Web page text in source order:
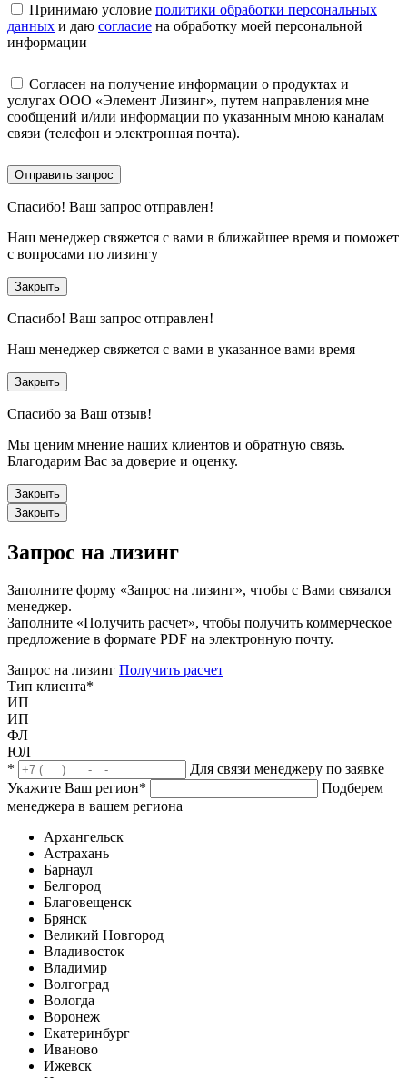
Принимаю условие политики обработки персональных
данных и даю согласие на обработку моей персональной
информации
Согласен на получение информации о продуктах и
услугах ООО «Элемент Лизинг», путем направления мне
сообщений и/или информации по указанным мною каналам
связи (телефон и электронная почта).
Отправить запрос
Спасибо! Ваш запрос отправлен!
Наш менеджер свяжется с вами в ближайшее время и поможет
с вопросами по лизингу
Закрыть
Спасибо! Ваш запрос отправлен!
Наш менеджер свяжется с вами в указанное вами время
Закрыть
Спасибо за Ваш отзыв!
Мы ценим мнение наших клиентов и обратную связь.
Благодарим Вас за доверие и оценку.
Закрыть
Закрыть
Запрос на лизинг
Заполните форму «Запрос на лизинг», чтобы с Вами связался
менеджер.
Заполните «Получить расчет», чтобы получить коммерческое
предложение в формате PDF на электронную почту.
Запрос на лизинг Получить расчет
Тип клиента*
ИП
ИП
ФЛ
ЮЛ
*
Для связи менеджеру по заявке
Укажите Ваш регион*
Подберем
менеджера в вашем региона
Архангельск
Астрахань
Барнаул
Белгород
Благовещенск
Брянск
Великий Новгород
Владивосток
Владимир
Волгоград
Вологда
Воронеж
Екатеринбург
Иваново
Ижевск